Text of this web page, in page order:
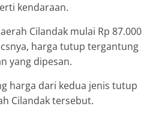
kendaraan.
Cilandak mulai Rp 87.000
harga tutup tergantung
yang dipesan.
harga dari kedua jenis tutup
Cilandak tersebut.